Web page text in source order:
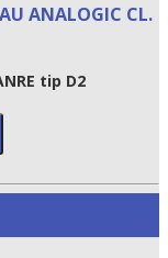
ANALOGIC CL.
tip D2